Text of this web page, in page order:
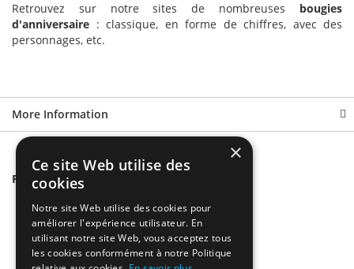
Retrouvez sur notre sites de nombreuses bougies
d'anniversaire : classique, en forme de chiffres, avec des
personnages, etc.
More Information
Related Products
×
Ce site Web utilise des
cookies
Notre site Web utilise des cookies pour
améliorer l'expérience utilisateur. En
utilisant notre site Web, vous acceptez tous
les cookies conformément à notre Politique